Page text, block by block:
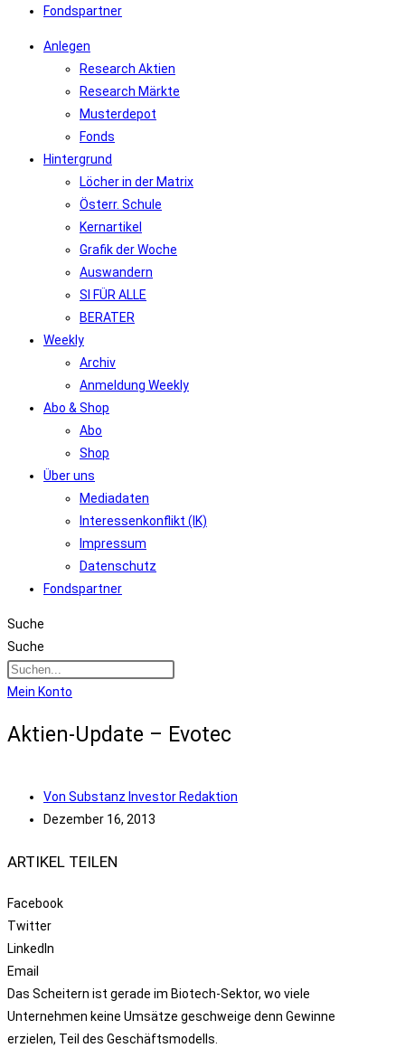
Fondspartner
Anlegen
Research Aktien
Research Märkte
Musterdepot
Fonds
Hintergrund
Löcher in der Matrix
Österr. Schule
Kernartikel
Grafik der Woche
Auswandern
SI FÜR ALLE
BERATER
Weekly
Archiv
Anmeldung Weekly
Abo & Shop
Abo
Shop
Über uns
Mediadaten
Interessenkonflikt (IK)
Impressum
Datenschutz
Fondspartner
Suche
Suche
Mein Konto
Aktien-Update – Evotec
Von Substanz Investor Redaktion
Dezember 16, 2013
ARTIKEL TEILEN
Facebook
Twitter
LinkedIn
Email
Das Scheitern ist gerade im Biotech-Sektor, wo viele
Unternehmen keine Umsätze geschweige denn Gewinne
erzielen, Teil des Geschäftsmodells.